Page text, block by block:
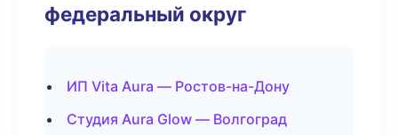
федеральный округ
ИП Vita Aura — Ростов-на-Дону
Студия Aura Glow — Волгоград